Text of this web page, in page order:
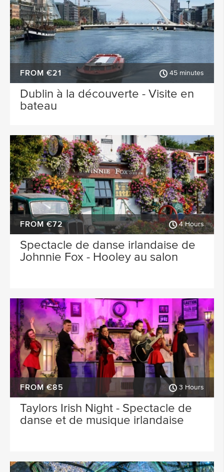
FROM €21 45 minutes
Dublin à la découverte - Visite en
bateau
FROM €72 4 Hours
Spectacle de danse irlandaise de
Johnnie Fox - Hooley au salon
FROM €85 3 Hours
Taylors Irish Night - Spectacle de
danse et de musique irlandaise